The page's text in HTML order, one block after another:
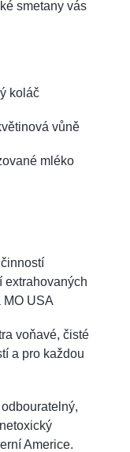
smetany vás
koláč
vůně
mléko
extrahovaných
MO USA
voňavé, čisté
a pro každou
Americe.